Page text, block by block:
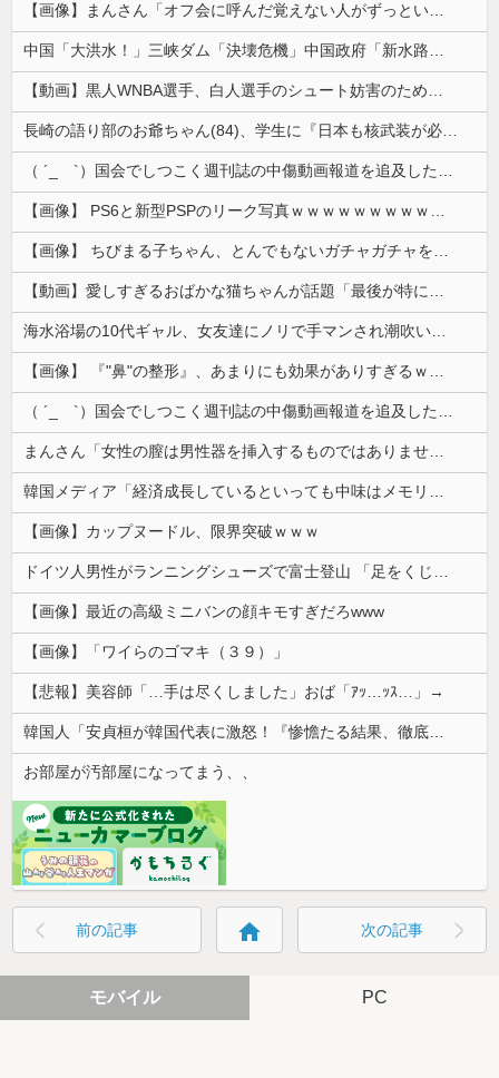
【画像】まんさん「オフ会に呼んだ覚えない人がずっといたので晒すわ」（パシャ）
中国「大洪水！」三峡ダム「決壊危機」中国政府「新水路建設！（三峡新水路」現場職員「内部情報公開！（失踪」湖南省「三峡放流情報（画像」台風13号「...
【動画】黒人WNBA選手、白人選手のシュート妨害のためジャンピング・ネックブリーカー・ドロップして退場処分→ロッカールームから「白人特権」と投稿...
長崎の語り部のお爺ちゃん(84)、学生に『日本も核武装が必要』と言われびっくり
（ ´_ゝ`）国会でしつこく週刊誌の中傷動画報道を追及した立憲議員、自身への誹謗中傷・苦情電話被害を訴え「総理に疑問を質す、当然のことをしただけ...
【画像】 PS6と新型PSPのリーク写真ｗｗｗｗｗｗｗｗｗｗｗｗｗｗｗｗｗｗｗ
【画像】 ちびまる子ちゃん、とんでもないガチャガチャを発売してしまうｗｗｗｗ
【動画】愛しすぎるおばかな猫ちゃんが話題「最後が特にかわいいｗ」
海水浴場の10代ギャル、女友達にノリで手マンされ潮吹いてガチイキしてしまうｗｗｗ
【画像】 『"鼻"の整形』、あまりにも効果がありすぎるｗｗｗｗｗｗｗｗｗｗｗ
（ ´_ゝ`）国会でしつこく週刊誌の中傷動画報道を追及した立憲議員、自身への誹謗中傷・苦情電話被害を訴え「総理に疑問を質す、当然のことをした...
まんさん「女性の膣は男性器を挿入するものではありません」
韓国メディア「経済成長しているといっても中味はメモリ価格だけ。雇用増加見通しが半減してしまった」……韓国の内需不況は根強い状況っすね
【画像】カップヌードル、限界突破ｗｗｗ
ドイツ人男性がランニングシューズで富士登山 「足をくじいて動けない」
【画像】最近の高級ミニバンの顔キモすぎだろwww
【画像】「ワイらのゴマキ（３９）」
【悲報】美容師「…手は尽くしました」おば「ｱｯ…ｯｽ…」→
韓国人「安貞桓が韓国代表に激怒！『惨憺たる結果、徹底的な刷新が必要だ』と監督や協会を痛烈批判」
お部屋が汚部屋になってまう、、
前の記事 home 次の記事
モバイル PC